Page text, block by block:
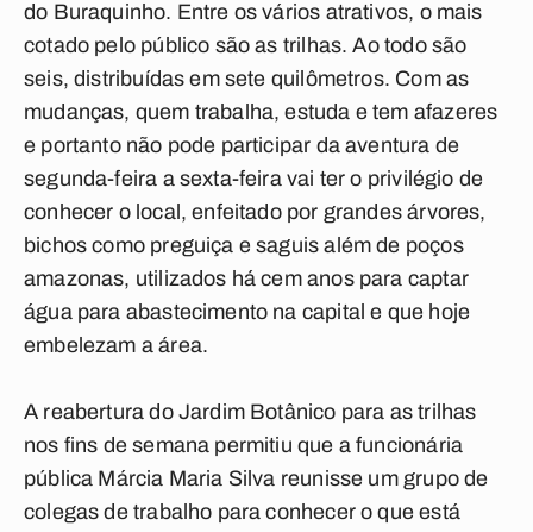
do Buraquinho. Entre os vários atrativos, o mais
cotado pelo público são as trilhas. Ao todo são
seis, distribuídas em sete quilômetros. Com as
mudanças, quem trabalha, estuda e tem afazeres
e portanto não pode participar da aventura de
segunda-feira a sexta-feira vai ter o privilégio de
conhecer o local, enfeitado por grandes árvores,
bichos como preguiça e saguis além de poços
amazonas, utilizados há cem anos para captar
água para abastecimento na capital e que hoje
embelezam a área.
A reabertura do Jardim Botânico para as trilhas
nos fins de semana permitiu que a funcionária
pública Márcia Maria Silva reunisse um grupo de
colegas de trabalho para conhecer o que está